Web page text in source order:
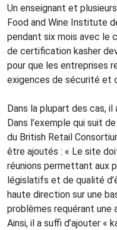
Un enseignant et
Food and Wine Institute
pendant six mois avec le
de certification kasher
pour que les entreprises
exigences de sécurité et
Dans la plupart des cas,
Dans l’exemple qui suit
du British Retail
être ajoutés : « Le site
réunions permettant aux
législatifs et de qualité
haute direction sur une
problèmes requérant une
Ainsi, il a suffi d’ajouter «